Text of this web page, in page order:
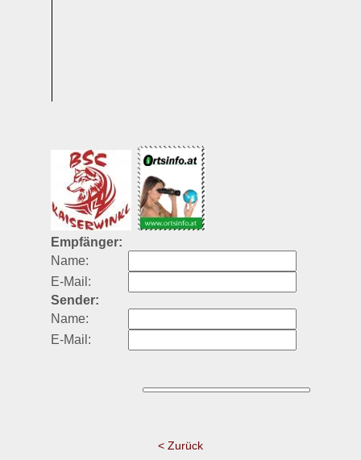
Empfänger:
Name:
E-Mail:
Sender:
Name:
E-Mail:
< Zurück